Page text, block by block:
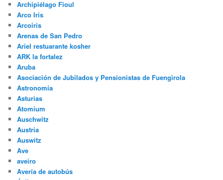
Archipiélago Fioul
Arco Iris
Arcoiris
Arenas de San Pedro
Ariel restuarante kosher
ARK la fortalez
Aruba
Asociación de Jubilados y Pensionistas de Fuengirola
Astronomía
Asturias
Atomium
Auschwitz
Austria
Auswitz
Ave
aveiro
Avería de autobús